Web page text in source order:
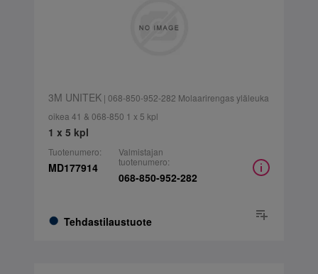
3M UNITEK| 068-850-952-282 Molaarirengas yläleuka
oikea 41 & 068-850 1 x 5 kpl
1 x 5 kpl
Tuotenumero:
MD177914
Tehdastilaustuote
Valmistajan
tuotenumero:
068-850-952-282